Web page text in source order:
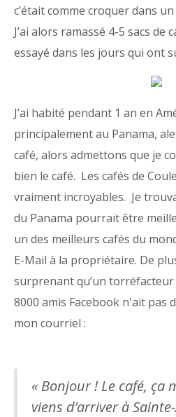
c’était comme croquer dans
J’ai alors ramassé 4-5 sacs de
essayé dans les jours qui ont
J’ai habité pendant 1 an en
principalement au Panama,
café, alors admettons que je
bien le café. Les cafés de
vraiment incroyables. Je
du Panama pourrait être
un des meilleurs cafés du
E-Mail à la propriétaire. De
surprenant qu’un
8000 amis Facebook n'ait pas
mon courriel :
« Bonjour ! Le café, ça
viens d’arriver à